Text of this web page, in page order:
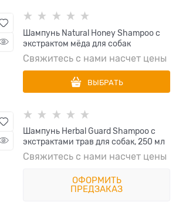
Шампунь Natural Honey Shampoo с
экстрактом мёда для собак
Свяжитесь с нами насчет цены
ВЫБРАТЬ
Шампунь Herbal Guard Shampoo с
экстрактами трав для собак, 250 мл
Свяжитесь с нами насчет цены
ОФОРМИТЬ
ПРЕДЗАКАЗ